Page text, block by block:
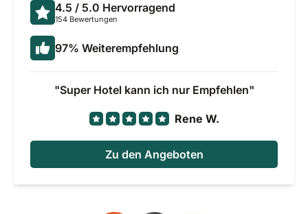
4.5 / 5.0 Hervorragend
154 Bewertungen
97% Weiterempfehlung
Super Hotel kann ich nur Empfehlen
Rene W.
Zu den Angeboten